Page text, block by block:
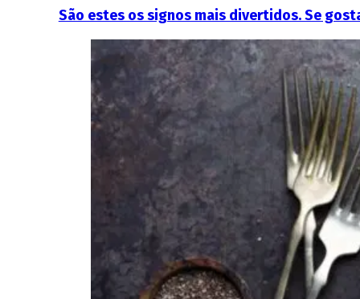
São estes os signos mais divertidos. Se